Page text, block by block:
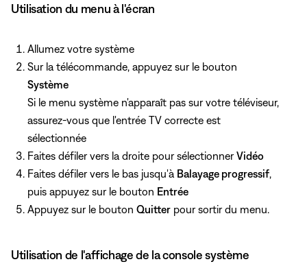
Utilisation du menu à l'écran
Allumez votre système
Sur la télécommande, appuyez sur le bouton
Système
Si le menu système n'apparaît pas sur votre téléviseur,
assurez-vous que l'entrée TV correcte est
sélectionnée
Faites défiler vers la droite pour sélectionnerVidéo
Faites défiler vers le bas jusqu'à Balayage progressif
puis appuyez sur le bouton Entrée
Appuyez sur le bouton Quitter pour sortir du menu.
Utilisation de l'affichage de la console système